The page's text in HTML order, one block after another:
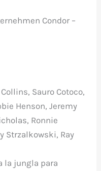
r
Condor –
Sauro Cotoco,
Henson, Jeremy
Ronnie
Strzalkowski, Ray
la jungla para